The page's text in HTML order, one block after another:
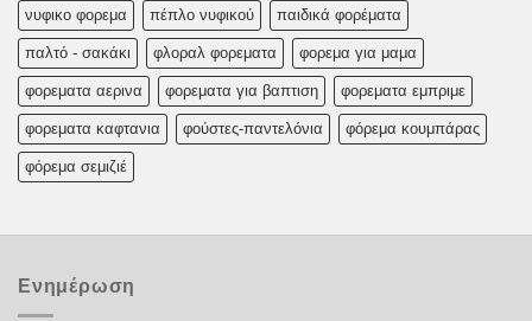
νυφικο φορεμα πέπλο νυφικού παιδικά φορέματα
παλτό - σακάκι φλοραλ φορεματα φορεμα για μαμα
φορεματα αερινα φορεματα για βαπτιση φορεματα εμπριμε
φορεματα καφτανια φούστες-παντελόνια φόρεμα κουμπάρας
φόρεμα σεμιζιέ
Ενημέρωση